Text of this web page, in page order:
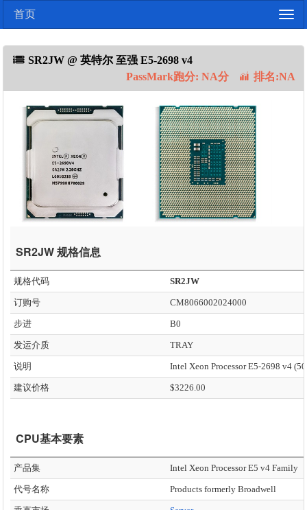
首页
SR2JW @ 英特尔 至强 E5-2698 v4
PassMark跑分: NA分
排名:NA
SR2JW 规格信息
规格代码 SR2JW
订购号 CM8066002024000
步进 B0
发运介质 TRAY
说明
建议价格 $3226.00
CPU基本要素
产品集 Intel Xeon Processor E5 v4 Family
代号名称 Products formerly Broadwell